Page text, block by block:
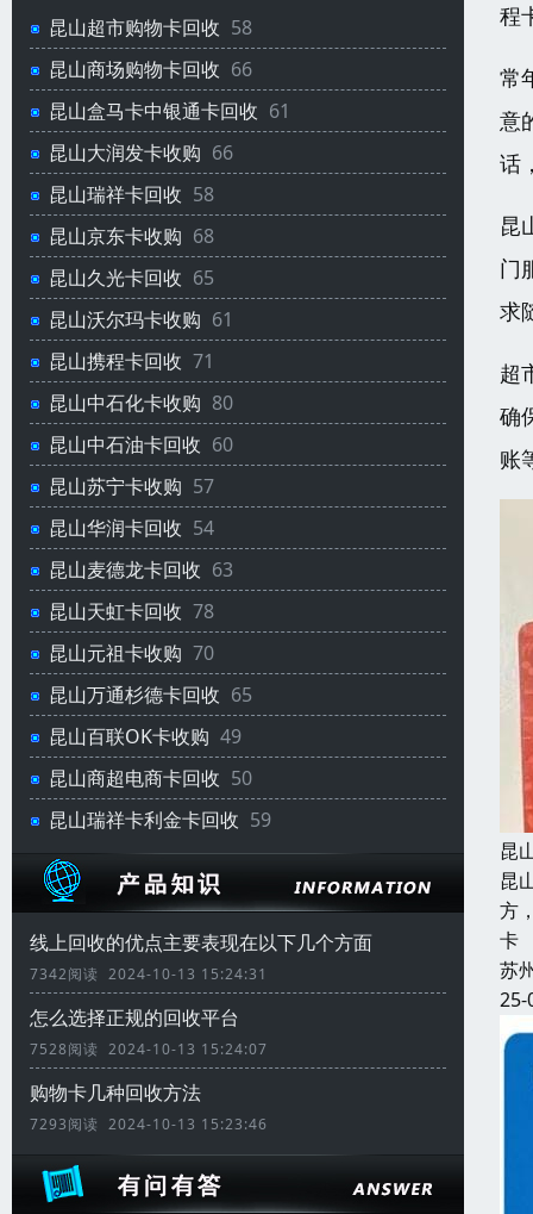
昆山超市购物卡回收 58
昆山商场购物卡回收 66
昆山盒马卡中银通卡回收 61
昆山大润发卡收购 66
昆山瑞祥卡回收 58
昆山京东卡收购 68
昆山久光卡回收 65
昆山沃尔玛卡收购 61
昆山携程卡回收 71
昆山中石化卡收购 80
昆山中石油卡回收 60
昆山苏宁卡收购 57
昆山华润卡回收 54
昆山麦德龙卡回收 63
昆山天虹卡回收 78
昆山元祖卡收购 70
昆山万通杉德卡回收 65
昆山百联OK卡收购 49
昆山商超电商卡回收 50
昆山瑞祥卡利金卡回收 59
线上回收的优点主要表现在以下几个方面
7342阅读 2024-10-13 15:24:31
怎么选择正规的回收平台
7528阅读 2024-10-13 15:24:07
购物卡几种回收方法
7293阅读 2024-10-13 15:23:46
程
常
意
话
昆
门
求
超
确
账
昆
昆
方
卡
苏
25-